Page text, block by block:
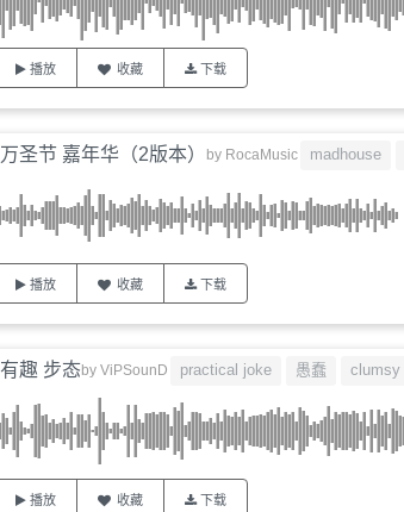
播放 收藏 下载
万圣节 嘉年华（2版本） by RocaMusic madhouse
播放 收藏 下载
有趣 步态by ViPSounD practical joke 愚蠢 clumsy
播放 收藏 下载